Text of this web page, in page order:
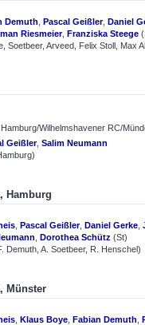
Demuth Pascal Geißler, Daniel
Riesmeier, Franziska Steege
Soetbeer, Arveed, Felix Stoll, Max
Wilhelmshavener RC/
Geißler, Salim Neumann
Hamburg
Pascal Geißler, Daniel Gerke
Dorothea Schütz (St)
Demuth, A. Soetbeer, R. Henschel)
Münster
Klaus Boye Fabian Demuth